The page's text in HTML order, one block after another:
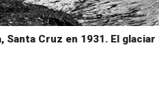
Santa Cruz en 1931. El